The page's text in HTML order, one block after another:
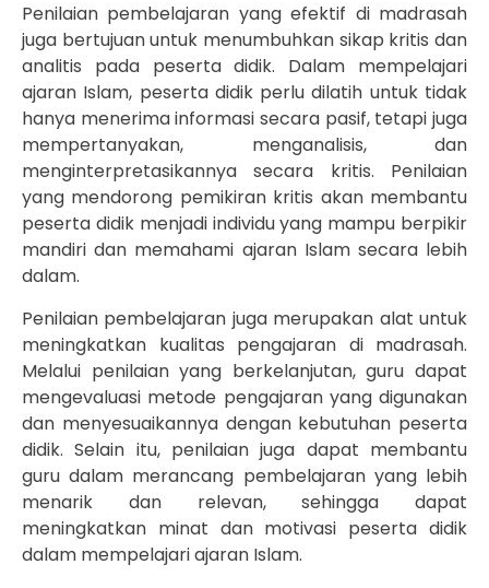
Penilaian pembelajaran yang efektif di madrasah
juga bertujuan untuk menumbuhkan sikap kritis dan
analitis pada peserta didik. Dalam mempelajari
ajaran Islam, peserta didik perlu dilatih untuk tidak
hanya menerima informasi secara pasif, tetapi juga
mempertanyakan, menganalisis, dan
menginterpretasikannya secara kritis. Penilaian
yang mendorong pemikiran kritis akan membantu
peserta didik menjadi individu yang mampu berpikir
mandiri dan memahami ajaran Islam secara lebih
dalam.
Penilaian pembelajaran juga merupakan alat untuk
meningkatkan kualitas pengajaran di madrasah.
Melalui penilaian yang berkelanjutan, guru dapat
mengevaluasi metode pengajaran yang digunakan
dan menyesuaikannya dengan kebutuhan peserta
didik. Selain itu, penilaian juga dapat membantu
guru dalam merancang pembelajaran yang lebih
menarik dan relevan, sehingga dapat
meningkatkan minat dan motivasi peserta didik
dalam mempelajari ajaran Islam.